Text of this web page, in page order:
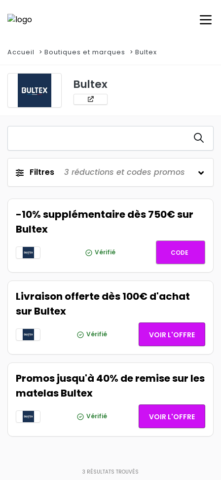
Accueil Boutiques et marques Bultex
Bultex
Filtres 3 réductions et codes promos
-10% supplémentaire dès 750€ sur
Bultex
Vérifié extra10
CODE
Livraison offerte dès 100€ d'achat
sur Bultex
Vérifié VOIR L'OFFRE
Promos jusqu'à 40% de remise sur les
matelas Bultex
Vérifié VOIR L'OFFRE
3 RÉSULTATS TROUVÉS